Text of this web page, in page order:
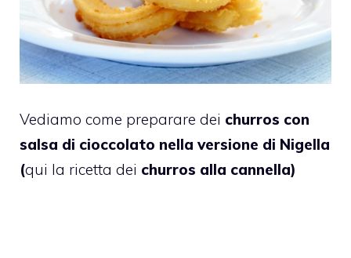
Vediamo come preparare dei churros con
salsa di cioccolato nella versione di Nigella
(qui la ricetta dei churros alla cannella)